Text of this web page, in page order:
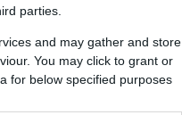
parties.
and may gather and store
You may click to grant or
for below specified purposes
Z R P GOLE FORMA
22 0 4 71-19